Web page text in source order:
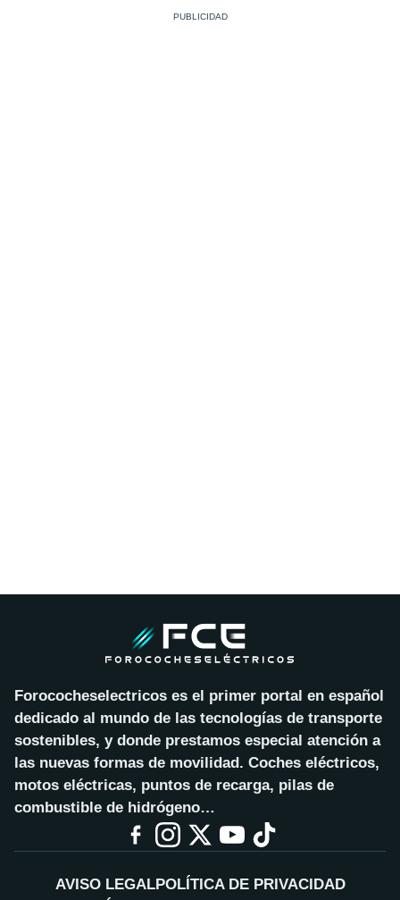
Forococheselectricos es el primer portal en español
dedicado al mundo de las tecnologías de transporte
sostenibles, y donde prestamos especial atención a
las nuevas formas de movilidad. Coches eléctricos,
motos eléctricas, puntos de recarga, pilas de
combustible de hidrógeno…
AVISO LEGALPOLÍTICA DE PRIVACIDAD